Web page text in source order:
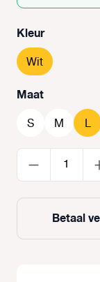
Selecteer
Kleur
Wit
Selecteer
Maat
S M L
Betaal